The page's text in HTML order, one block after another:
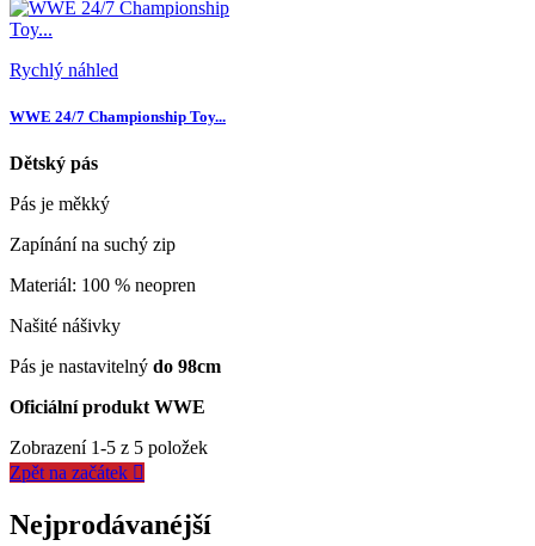
Rychlý náhled
WWE 24/7 Championship Toy...
Dětský pás
Pás je měkký
Zapínání na suchý zip
Materiál: 100 % neopren
Našité nášivky
Pás je nastavitelný do 98cm
Oficiální produkt WWE
Zobrazení 1-5 z 5 položek
Zpět na začátek 
Nejprodávanéjší